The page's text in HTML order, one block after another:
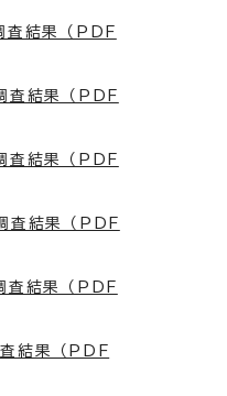
査結果 （PDF
査結果 （PDF
査結果 （PDF
査結果 （PDF
査結果 （PDF
結果 （PDF